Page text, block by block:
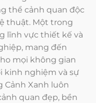
thể cảnh quan độc
thuật. Một trong
lĩnh vực thiết kế và
mang đến
mọi không gian
kinh nghiệm và sự
Cảnh Xanh luôn
quan đẹp, bền